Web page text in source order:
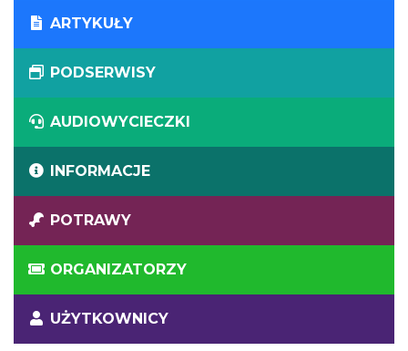
ARTYKUŁY
PODSERWISY
AUDIOWYCIECZKI
INFORMACJE
POTRAWY
ORGANIZATORZY
UŻYTKOWNICY